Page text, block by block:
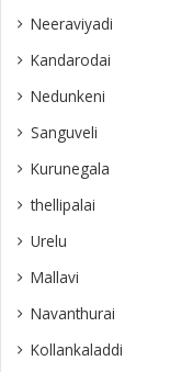
Neeraviyadi
Kandarodai
Nedunkeni
Sanguveli
Kurunegala
thellipalai
Urelu
Mallavi
Navanthurai
Kollankaladdi